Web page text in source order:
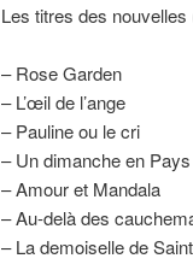
Les titres des
– Rose Garden
– L’œil de l’ange
– Pauline ou le cri
– Un dimanche en
– Amour et Mandala
– Au-delà des
– La demoiselle de